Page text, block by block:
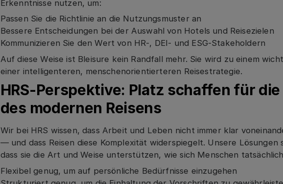
Erkenntnisse nutzen, um:
Passen Sie die Richtlinie an die Nutzungsmuster an
Bessere Entscheidungen bei der Auswahl von Hotels und Reisezielen
Kommunizieren Sie den Wert von HR-, DEI- und ESG-Stakeholdern
Auf diese Weise ist Bleisure kein Randfall mehr. Sie wird zu einem
einer intelligenteren, menschenorientierteren Reisestrategie.
HRS-Perspektive: Platz schaffen für
des modernen Reisens
Wir bei HRS wissen, dass Arbeit und Leben nicht immer klar
— und dass Reisen diese Komplexität widerspiegelt. Unsere Lösungen
dass sie die Art und Weise unterstützen, wie sich Menschen
Flexibel genug, um auf persönliche Bedürfnisse einzugehen